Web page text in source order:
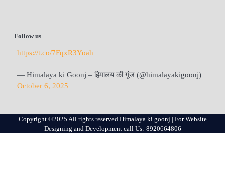
Follow us
https://t.co/7FqxR3Yoah
— Himalaya ki Goonj – हिमालय की गूंज (@himalayakigoonj)
October 6, 2025
Copyright ©2025 All rights reserved Himalaya ki goonj | For Website
Designing and Development call Us:-8920664806